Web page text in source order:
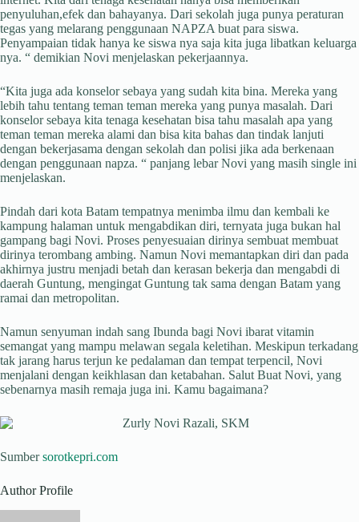
penyuluhan,efek dan bahayanya. Dari sekolah juga punya peraturan
tegas yang melarang penggunaan NAPZA buat para siswa.
Penyampaian tidak hanya ke siswa nya saja kita juga libatkan keluarga
nya. “ demikian Novi menjelaskan pekerjaannya.
“Kita juga ada konselor sebaya yang sudah kita bina. Mereka yang
lebih tahu tentang teman teman mereka yang punya masalah. Dari
konselor sebaya kita tenaga kesehatan bisa tahu masalah apa yang
teman teman mereka alami dan bisa kita bahas dan tindak lanjuti
dengan bekerjasama dengan sekolah dan polisi jika ada berkenaan
dengan penggunaan napza. “ panjang lebar Novi yang masih single ini
menjelaskan.
Pindah dari kota Batam tempatnya menimba ilmu dan kembali ke
kampung halaman untuk mengabdikan diri, ternyata juga bukan hal
gampang bagi Novi. Proses penyesuaian dirinya sembuat membuat
dirinya terombang ambing. Namun Novi memantapkan diri dan pada
akhirnya justru menjadi betah dan kerasan bekerja dan mengabdi di
daerah Guntung, mengingat Guntung tak sama dengan Batam yang
ramai dan metropolitan.
Namun senyuman indah sang Ibunda bagi Novi ibarat vitamin
semangat yang mampu melawan segala keletihan. Meskipun terkadang
tak jarang harus terjun ke pedalaman dan tempat terpencil, Novi
menjalani dengan keikhlasan dan ketabahan. Salut Buat Novi, yang
sebenarnya masih remaja juga ini. Kamu bagaimana?
Sumbersorotkepri.com
Author Profile